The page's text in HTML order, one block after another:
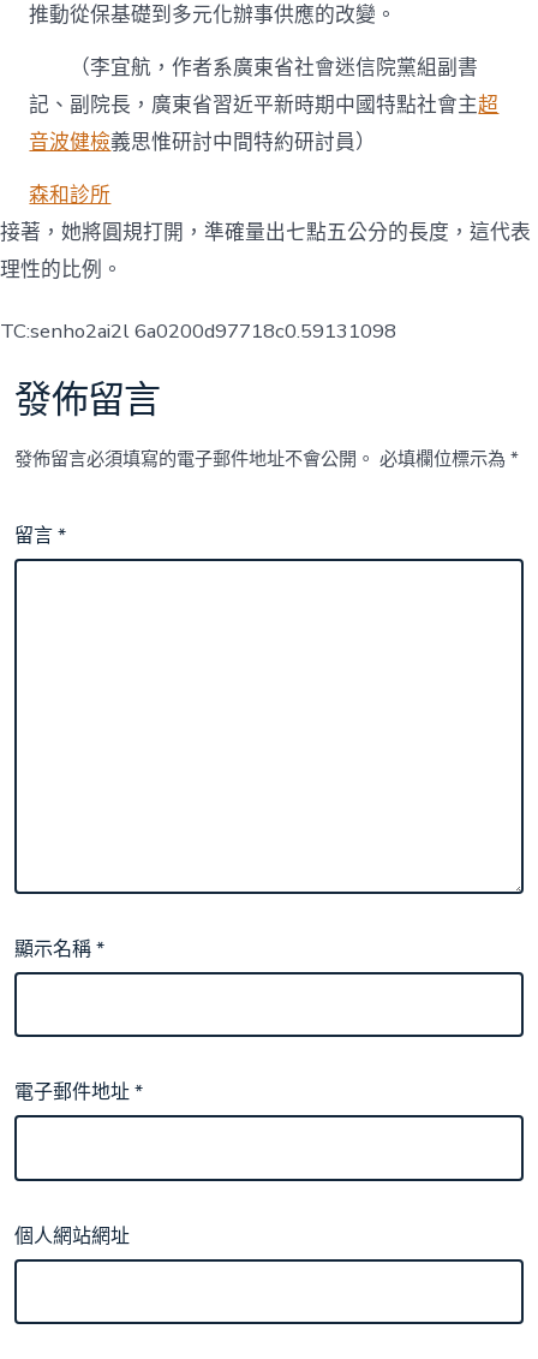
推動從保基礎到多元化辦事供應的改變。
（李宜航，作者系廣東省社會迷信院黨組副書
記、副院長，廣東省習近平新時期中國特點社會主超
音波健檢義思惟研討中間特約研討員）
森和診所
接著，她將圓規打開，準確量出七點五公分的長度，這代表
理性的比例。
TC:senho2ai2l 6a0200d97718c0.59131098
發佈留言
發佈留言必須填寫的電子郵件地址不會公開。 必填欄位標示為*
留言*
顯示名稱*
電子郵件地址*
個人網站網址